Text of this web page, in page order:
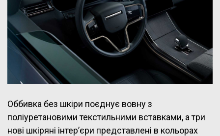
Оббивка без шкіри поєднує вовну з
поліуретановими текстильними вставками, а три
нові шкіряні інтер’єри представлені в кольорах